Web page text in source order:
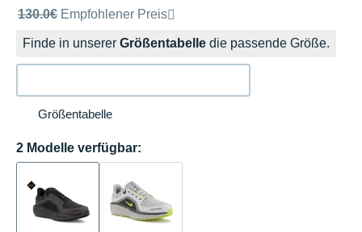
Unverbindliche Preisempfehlung der Marke
130.0€ Empfohlener Preis
Finde in unserer Größentabelle die passende Größe.
Größentabelle
2 Modelle verfügbar: